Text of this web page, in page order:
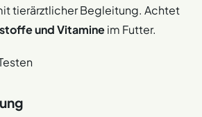
tierärztlicher Begleitung. Achtet
und Vitamineim Futter.